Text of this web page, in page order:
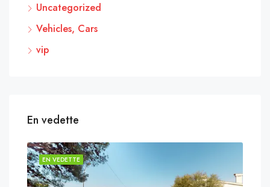
Uncategorized
Vehicles, Cars
vip
En vedette
EN VEDETTE